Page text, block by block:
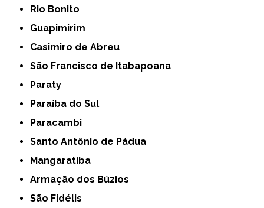
Rio Bonito
Guapimirim
Casimiro de Abreu
São Francisco de Itabapoana
Paraty
Paraíba do Sul
Paracambi
Santo Antônio de Pádua
Mangaratiba
Armação dos Búzios
São Fidélis